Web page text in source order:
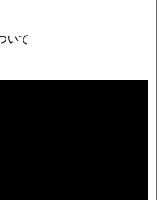
いて